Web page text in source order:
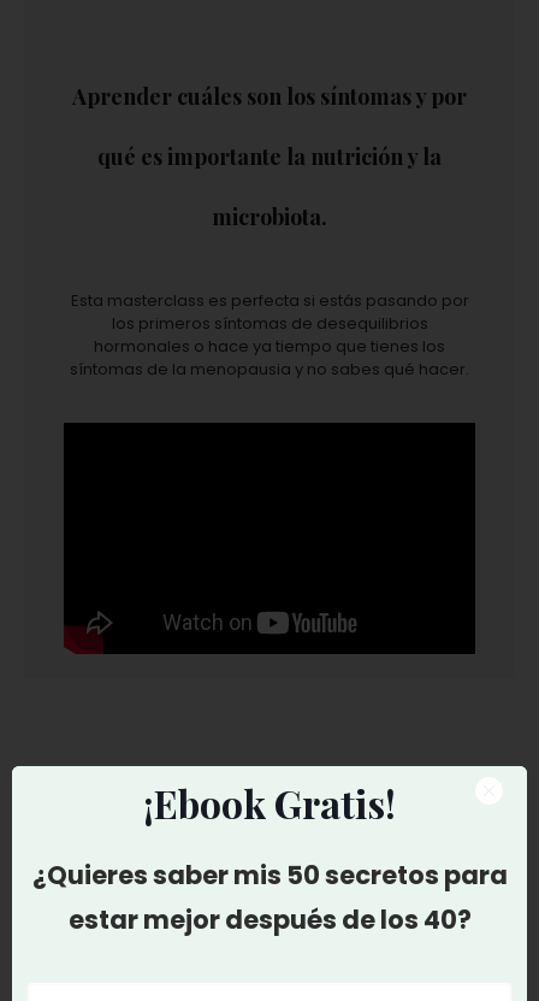
Aprender cuáles son los síntomas y por
qué es importante la nutrición y la
microbiota.
Esta masterclass es perfecta si estás pasando por
los primeros síntomas de desequilibrios
hormonales o hace ya tiempo que tienes los
síntomas de la menopausia y no sabes qué hacer.
Que dicen de la masterclass
¡Ebook Gratis!
¿Quieres saber mis 50 secretos para
estar mejor después de los 40?